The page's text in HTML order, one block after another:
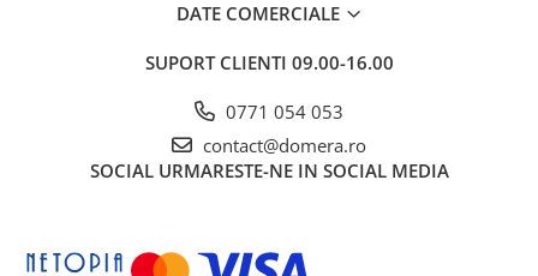
DATE COMERCIALE
SUPORT CLIENTI 09.00-16.00
0771 054 053
contact@domera.ro
SOCIAL URMARESTE-NE IN SOCIAL MEDIA